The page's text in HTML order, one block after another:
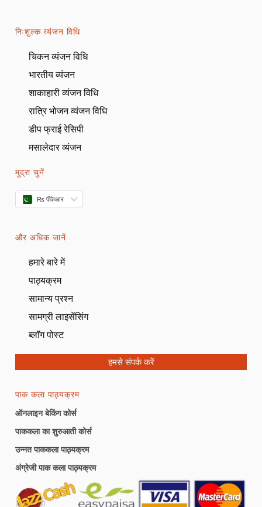
निःशुल्क व्यंजन विधि
चिकन व्यंजन विधि
भारतीय व्यंजन
शाकाहारी व्यंजन विधि
रात्रि भोजन व्यंजन विधि
डीप फ्राई रेसिपी
मसालेदार व्यंजन
मुद्रा चुनें
₨ पीकेआर
और अधिक जानें
हमारे बारे में
पाठ्यक्रम
सामान्य प्रश्न
सामग्री लाइसेंसिंग
ब्लॉग पोस्ट
हमसे संपर्क करें
पाक कला पाठ्यक्रम
ऑनलाइन बेकिंग कोर्स
पाककला का शुरुआती कोर्स
उन्नत पाककला पाठ्यक्रम
अंग्रेजी पाक कला पाठ्यक्रम